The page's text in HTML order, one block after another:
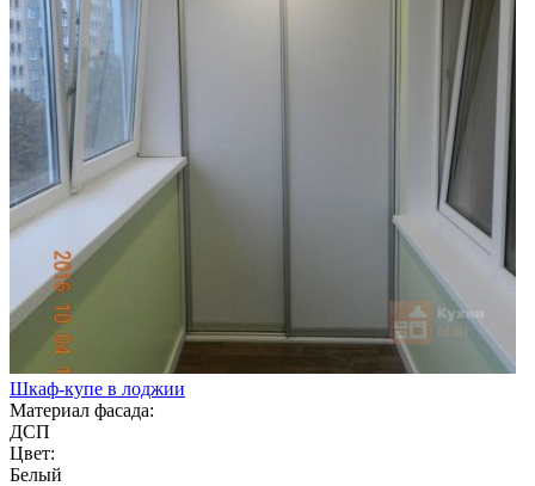
Шкаф-купе в лоджии
Материал фасада:
ДСП
Цвет:
Белый